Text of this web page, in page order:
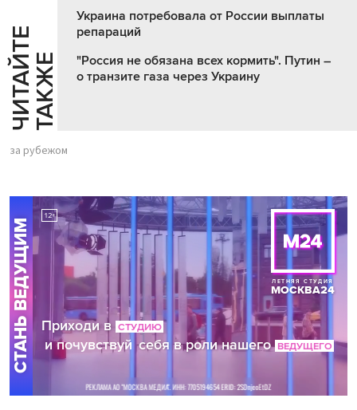
Ч
И
Т
АЙ
Т
Е
Т
А
К
ЖЕ
Украина потребовала от России выплаты
репараций
"Россия не обязана всех кормить". Путин –
о транзите газа через Украину
за рубежом